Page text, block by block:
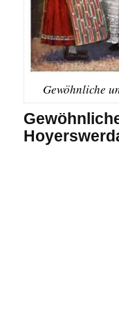
Gewöhnliche